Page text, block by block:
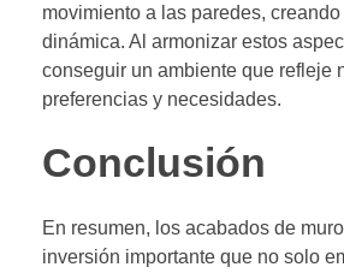
movimiento a las paredes,
dinámica. Al armonizar estos
conseguir un ambiente que refleje
preferencias y necesidades.
Conclusión
En resumen, los acabados de
inversión importante que no solo